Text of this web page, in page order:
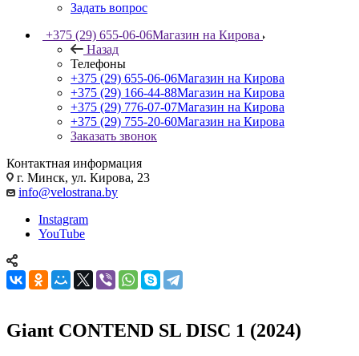
Задать вопрос
+375 (29) 655-06-06Магазин на Кирова
Назад
Телефоны
+375 (29) 655-06-06Магазин на Кирова
+375 (29) 166-44-88Магазин на Кирова
+375 (29) 776-07-07Магазин на Кирова
+375 (29) 755-20-60Магазин на Кирова
Заказать звонок
Контактная информация
г. Минск, ул. Кирова, 23
info@velostrana.by
Instagram
YouTube
Giant CONTEND SL DISC 1 (2024)